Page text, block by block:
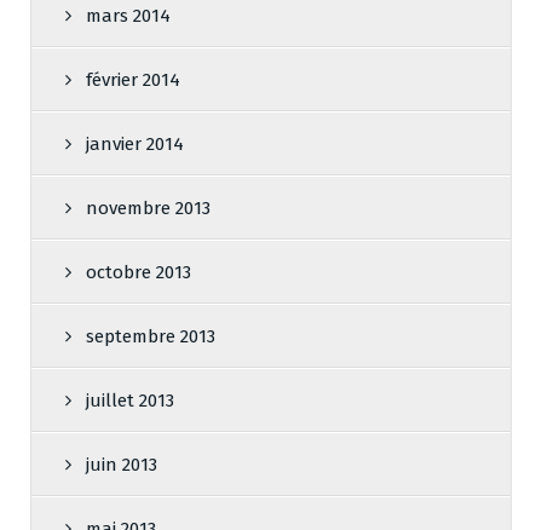
mars 2014
février 2014
janvier 2014
novembre 2013
octobre 2013
septembre 2013
juillet 2013
juin 2013